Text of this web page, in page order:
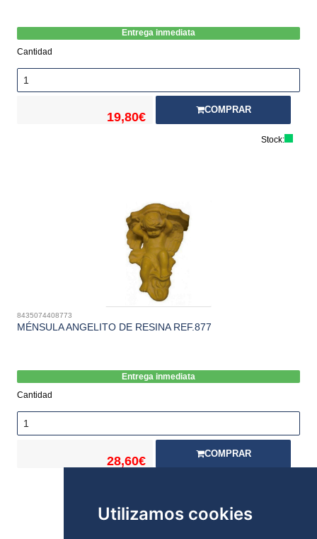
Utilizamos cookies
Entrega inmediata
Cantidad
19,80€
COMPRAR
Stock:
8435074408773
MÉNSULA ANGELITO DE RESINA REF.877
Entrega inmediata
Cantidad
28,60€
COMPRAR